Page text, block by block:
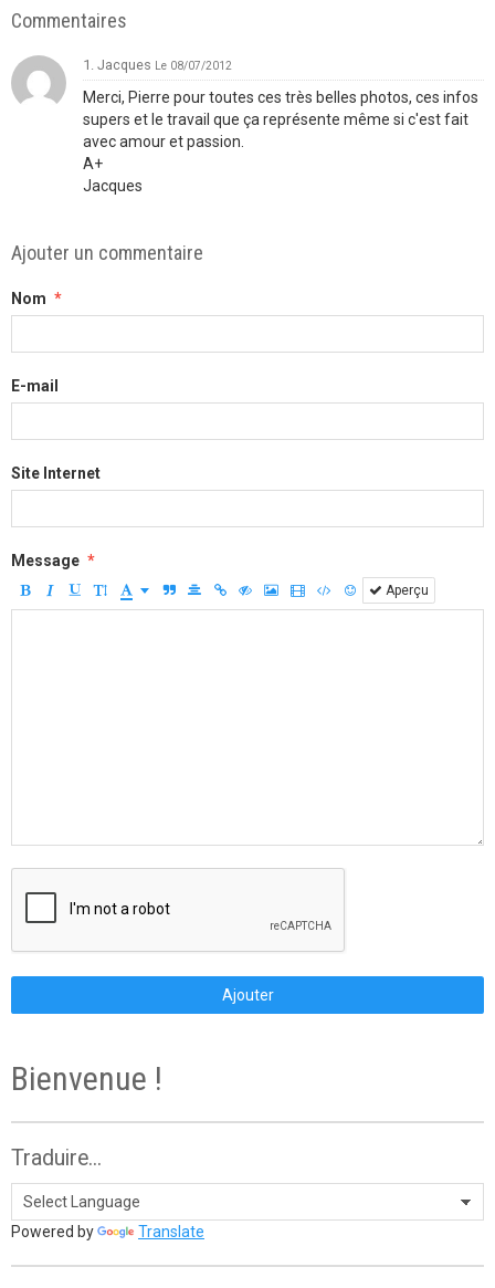
Commentaires
1. Jacques Le 08/07/2012
Merci, Pierre pour toutes ces très belles photos, ces infos
supers et le travail que ça représente même si c'est fait
avec amour et passion.
A+
Jacques
Ajouter un commentaire
Nom
E-mail
Site Internet
Message
Aperçu
Ajouter
Bienvenue !
Traduire...
Powered by Translate